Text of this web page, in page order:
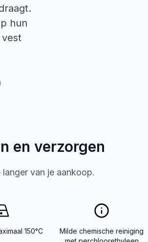
hun
en verzorgen
langer van je aankoop.
150°C
Milde chemische reiniging